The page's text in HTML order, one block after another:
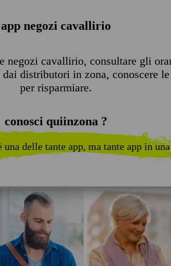
app negozi cavallirio
negozi cavallirio, consultare gli
distributori in zona, conoscere
per risparmiare.
conosci quiinzona ?
una delle tante app, ma tante app in